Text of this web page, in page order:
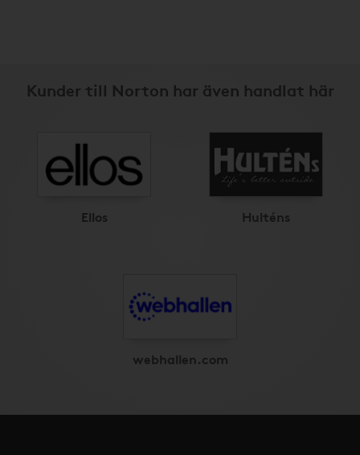
Kunder till Norton har även handlat här
Ellos Hulténs
webhallen.com